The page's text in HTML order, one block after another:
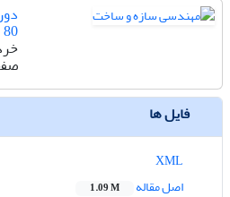
80
فایل ها
اصل مقاله
1.09 M